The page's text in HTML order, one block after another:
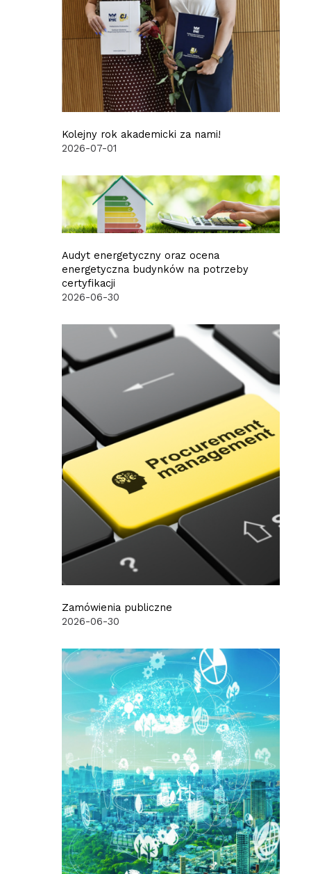
Kolejny rok akademicki za nami!
2026-07-01
Audyt energetyczny oraz ocena
energetyczna budynków na potrzeby
certyfikacji
2026-06-30
Zamówienia publiczne
2026-06-30